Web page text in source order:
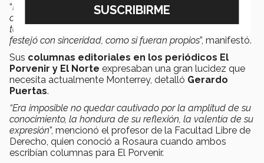
“Depositó su entera confianza en cada uno de sus
colegas, sin temer que alguno destacara y opacara, sino
todo lo contrario, los éxitos y los logros de los demás los
festejó con sinceridad, como si fueran propios”, manifestó.
Sus columnas editoriales en los periódicos El
Porvenir y El Norte expresaban una gran lucidez que
necesita actualmente Monterrey, detalló Gerardo
Puertas.
“Era imposible no quedar cautivado por la amplitud de su
conocimiento, la hondura de su reflexión, la valentía de su
expresión”, mencionó el profesor de la Facultad Libre de
Derecho, quien conoció a Rosaura cuando ambos
escribían columnas para El Porvenir.